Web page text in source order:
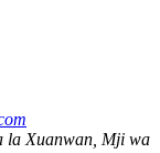
la Xuanwan, Mji wa